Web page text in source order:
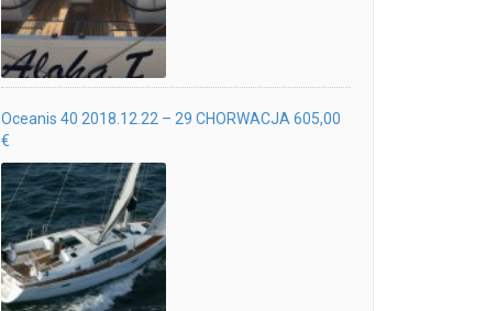
Oceanis 40 2018.12.22 – 29 CHORWACJA 605,00
€